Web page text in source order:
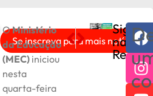
Se inscreva para mais notícias!
OMinistério
da Educação
(MEC) iniciou
nesta
quarta-feira
ANTERIOR
IBGE confirma
PRÓXIMO
Pais têm até 31 de
Sigam
nas
Redes